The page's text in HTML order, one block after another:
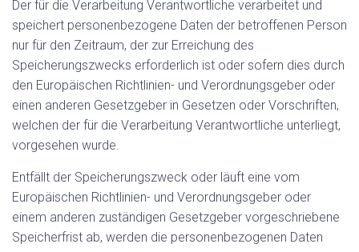
Der für die Verarbeitung Verantwortliche verarbeitet und
speichert personenbezogene Daten der betroffenen Person
nur für den Zeitraum, der zur Erreichung des
Speicherungszwecks erforderlich ist oder sofern dies durch
den Europäischen Richtlinien- und Verordnungsgeber oder
einen anderen Gesetzgeber in Gesetzen oder Vorschriften,
welchen der für die Verarbeitung Verantwortliche unterliegt,
vorgesehen wurde.
Entfällt der Speicherungszweck oder läuft eine vom
Europäischen Richtlinien- und Verordnungsgeber oder
einem anderen zuständigen Gesetzgeber vorgeschriebene
Speicherfrist ab, werden die personenbezogenen Daten